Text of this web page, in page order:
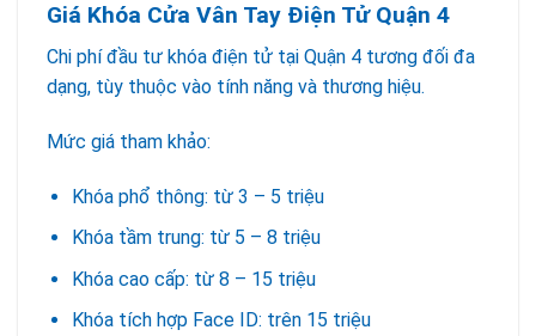
Giá Khóa Cửa Vân Tay Điện Tử Quận 4
Chi phí đầu tư khóa điện tử tại Quận 4 tương đối đa
dạng, tùy thuộc vào tính năng và thương hiệu.
Mức giá tham khảo:
Khóa phổ thông: từ 3 – 5 triệu
Khóa tầm trung: từ 5 – 8 triệu
Khóa cao cấp: từ 8 – 15 triệu
Khóa tích hợp Face ID: trên 15 triệu